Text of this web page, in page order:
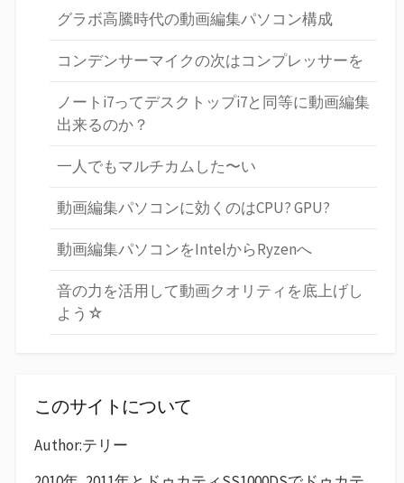
グラボ高騰時代の動画編集パソコン構成
コンデンサーマイクの次はコンプレッサーを
ノートi7ってデスクトップi7と同等に動画編集
出来るのか？
一人でもマルチカムした〜い
動画編集パソコンに効くのはCPU? GPU?
動画編集パソコンをIntelからRyzenへ
音の力を活用して動画クオリティを底上げし
よう☆
このサイトについて
Author:テリー